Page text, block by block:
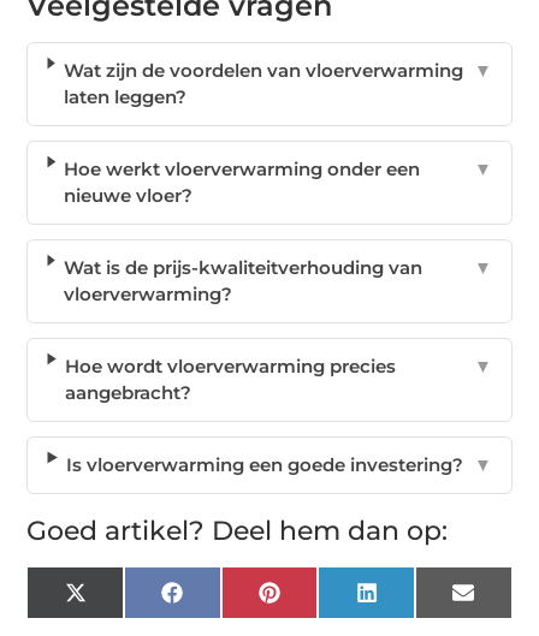
Wat zijn de voordelen van vloerverwarming
laten leggen?
▼
Hoe werkt vloerverwarming onder een
nieuwe vloer?
▼
Wat is de prijs-kwaliteitverhouding van
vloerverwarming?
▼
Hoe wordt vloerverwarming precies
aangebracht?
▼
Is vloerverwarming een goede investering? ▼
Goed artikel? Deel hem dan op:
X
(Twitter)
FacebookPinterest LinkedIn Email